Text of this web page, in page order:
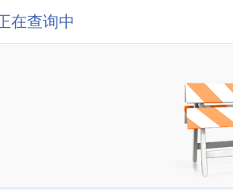
在查询中